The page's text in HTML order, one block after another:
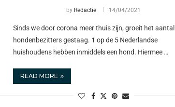
by Redactie 14/04/2021
Sinds we door corona meer thuis zijn, groeit het aantal
hondenbezitters gestaag. 1 op de 5 Nederlandse
huishoudens hebben inmiddels een hond. Hiermee …
READ MORE